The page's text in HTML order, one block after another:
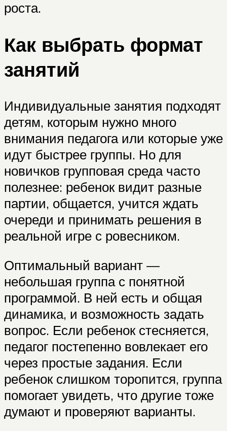
роста.
Как выбрать формат
занятий
Индивидуальные занятия подходят
детям, которым нужно много
внимания педагога или которые уже
идут быстрее группы. Но для
новичков групповая среда часто
полезнее: ребенок видит разные
партии, общается, учится ждать
очереди и принимать решения в
реальной игре с ровесником.
Оптимальный вариант —
небольшая группа с понятной
программой. В ней есть и общая
динамика, и возможность задать
вопрос. Если ребенок стесняется,
педагог постепенно вовлекает его
через простые задания. Если
ребенок слишком торопится, группа
помогает увидеть, что другие тоже
думают и проверяют варианты.